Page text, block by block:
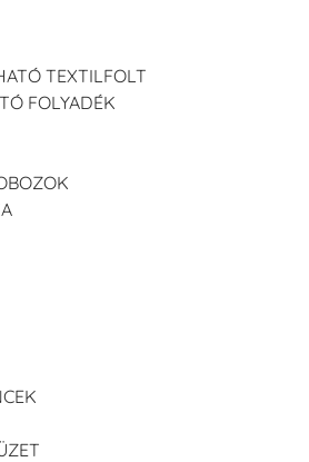
TEXTILFOLT
FOLYADÉK